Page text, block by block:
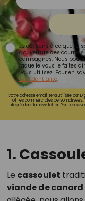
Je consens à ce que la
d'ouverture des
campagnes. Nous
laquelle vous le faites
vous utilisez. Pour en
confidentialité.
Votre adresse email sera utilisée par
offres commerciales personnalisées.
intégré dans la newsletter. Pour en
1.
Le cassoulet
viande de canard